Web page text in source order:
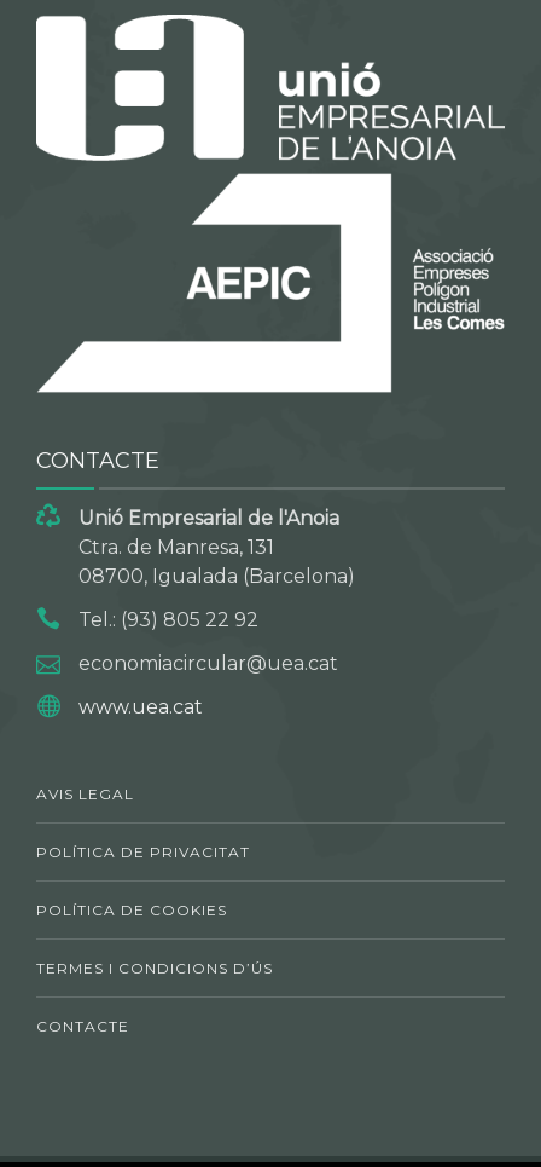
CONTACTE
Unió Empresarial de l'Anoia
Ctra. de Manresa, 131
08700, Igualada (Barcelona)
Tel.: (93) 805 22 92
economiacircular@uea.cat
www.uea.cat
AVIS LEGAL
POLÍTICA DE PRIVACITAT
POLÍTICA DE COOKIES
TERMES I CONDICIONS D’ÚS
CONTACTE